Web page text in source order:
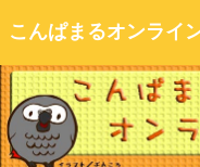
こんぱまるオンライ